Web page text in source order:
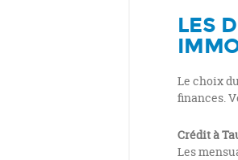
LES
Le choix
finances.
Crédit à
Les